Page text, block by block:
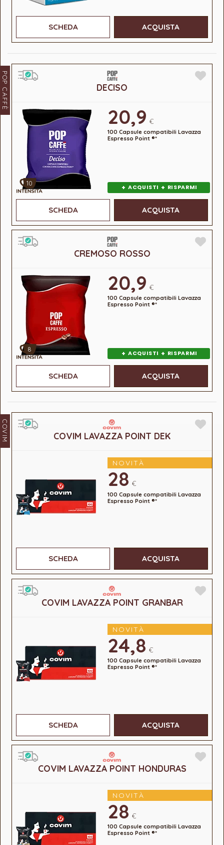
SCHEDA ACQUISTA
POP CAFFÈ DECISO
10
20,9 €
100 Capsule compatibili Lavazza
Espresso Point ®*
+ ACQUISTI + RISPARMI
SCHEDA ACQUISTA
CREMOSO ROSSO
8
20,9 €
100 Capsule compatibili Lavazza
Espresso Point ®*
+ ACQUISTI + RISPARMI
SCHEDA ACQUISTA
COVIM COVIM LAVAZZA POINT DEK
NOVITÀ
28 €
100 Capsule compatibili Lavazza
Espresso Point ®*
SCHEDA ACQUISTA
COVIM LAVAZZA POINT GRANBAR
NOVITÀ
24,8 €
100 Capsule compatibili Lavazza
Espresso Point ®*
SCHEDA ACQUISTA
COVIM LAVAZZA POINT HONDURAS
NOVITÀ
28 €
100 Capsule compatibili Lavazza
Espresso Point ®*